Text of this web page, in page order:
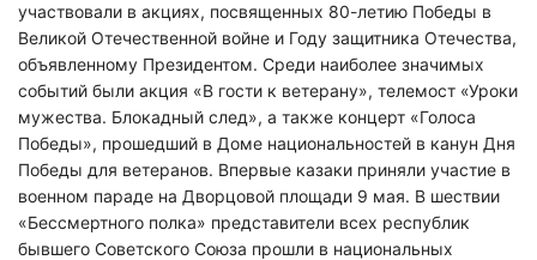
участвовали в акциях, посвященных 80-летию Победы в
Великой Отечественной войне и Году защитника Отечества,
объявленному Президентом. Среди наиболее значимых
событий были акция «В гости к ветерану», телемост «Уроки
мужества. Блокадный след», а также концерт «Голоса
Победы», прошедший в Доме национальностей в канун Дня
Победы для ветеранов. Впервые казаки приняли участие в
военном параде на Дворцовой площади 9 мая. В шествии
«Бессмертного полка» представители всех республик
бывшего Советского Союза прошли в национальных